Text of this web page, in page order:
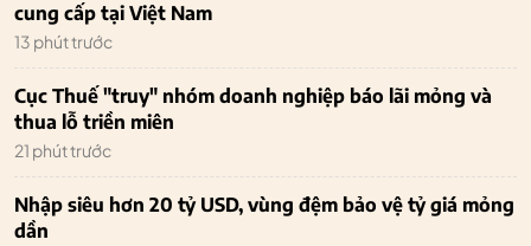
cung cấp tại Việt Nam
13 phút trước
Cục Thuế "truy" nhóm doanh nghiệp báo lãi mỏng và
thua lỗ triền miên
21 phút trước
Nhập siêu hơn 20 tỷ USD, vùng đệm bảo vệ tỷ giá mỏng
dần